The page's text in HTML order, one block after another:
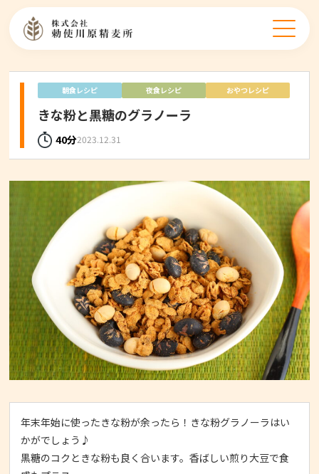
朝食レシピ 夜食レシピ おやつレシピ
きな粉と黒糖のグラノーラ
40分2023.12.31
年末年始に使ったきな粉が余ったら！きな粉グラノーラはい
かがでしょう♪
黒糖のコクときな粉も良く合います。香ばしい煎り大豆で食